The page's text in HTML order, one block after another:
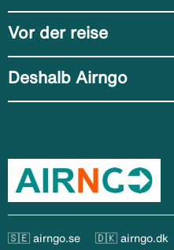
Vor der reise
Deshalb Airngo
🇸🇪 airngo.se 🇩🇰 airngo.dk